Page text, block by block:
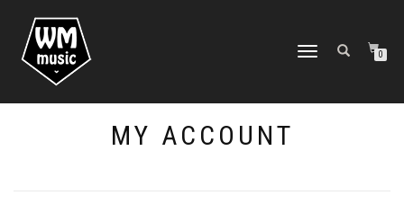
TOGGLE
0
MY ACCOUNT